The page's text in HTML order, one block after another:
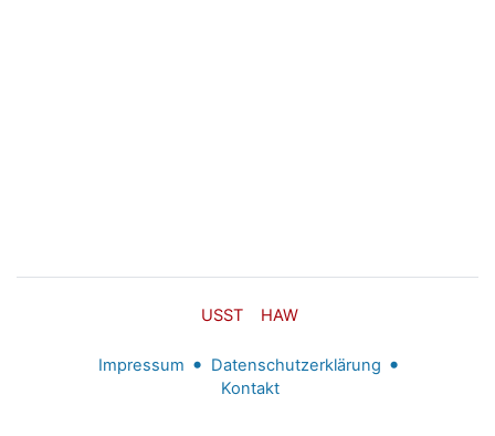
USST HAW
Impressum
Datenschutzerklärung
Kontakt